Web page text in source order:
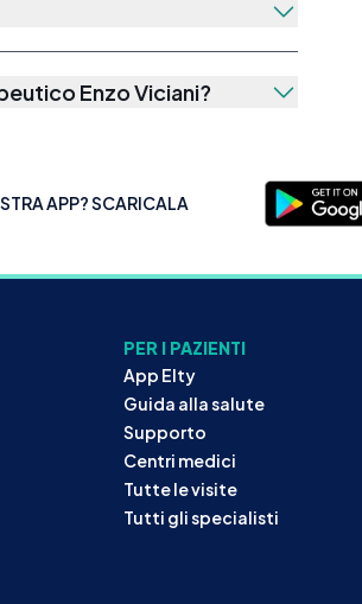
Enzo Viciani?
APP? SCARICALA
PER I PAZIENTI
App Elty
Guida alla salute
Supporto
Centri medici
Tutte le visite
Tutti gli specialisti